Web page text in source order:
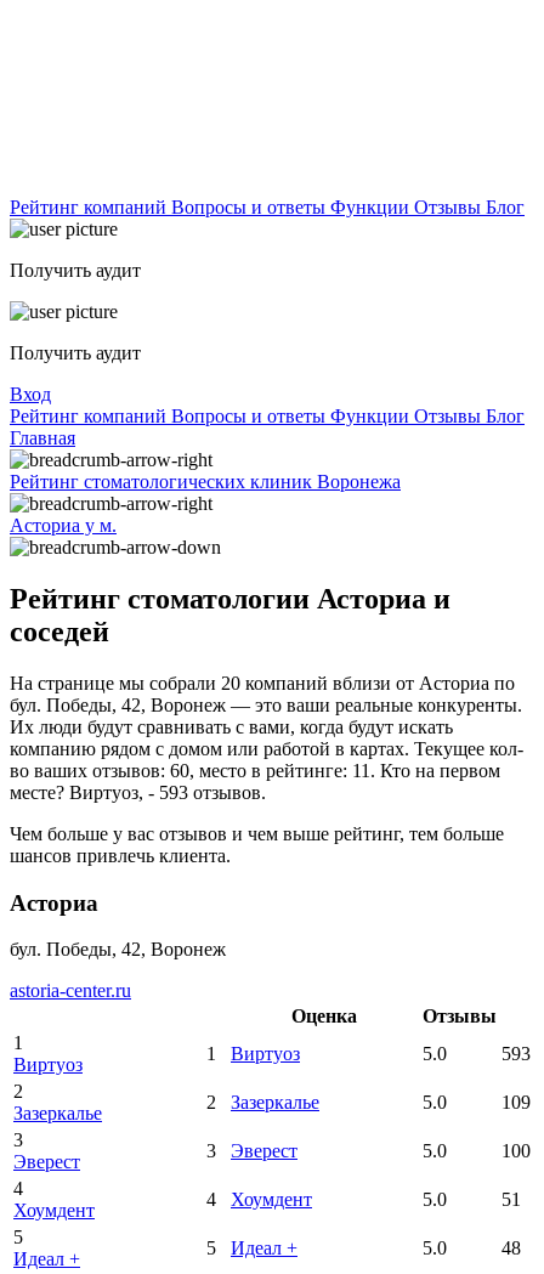
Рейтинг компаний Вопросы и ответы Функции Отзывы Блог
Получить аудит
Получить аудит
Вход
Рейтинг компаний Вопросы и ответы Функции Отзывы Блог
Главная
Рейтинг стоматологических клиник Воронежа
Асториа у м.
Рейтинг стоматологии Асториа и
соседей
На странице мы собрали 20 компаний вблизи от Асториа по
бул. Победы, 42, Воронеж — это ваши реальные конкуренты.
Их люди будут сравнивать с вами, когда будут искать
компанию рядом с домом или работой в картах. Текущее кол-
во ваших отзывов: 60, место в рейтинге: 11. Кто на первом
месте? Виртуоз, - 593 отзывов.
Чем больше у вас отзывов и чем выше рейтинг, тем больше
шансов привлечь клиента.
Асториа
бул. Победы, 42, Воронеж
astoria-center.ru
Оценка
Отзывы
1
Виртуоз
1 Виртуоз 5.0
593
2
Зазеркалье
2 Зазеркалье 5.0
109
3
Эверест
3 Эверест 5.0
100
4
Хоумдент
4 Хоумдент 5.0
51
5
Идеал +
5 Идеал + 5.0
48